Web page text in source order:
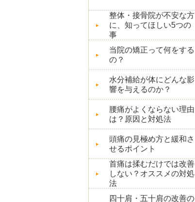
整体・接骨院が不安な方
に、知ってほしい5つの
事
当院の矯正って何をする
の？
水分補給が体にどんな影
響を与えるのか？
腰痛がよくならない理由
は？原因と対処法
頭痛の見極め方と緩和さ
せるポイント
首痛は揉むだけでは改善
しない？オススメの対処
法
四十肩・五十肩の改善の